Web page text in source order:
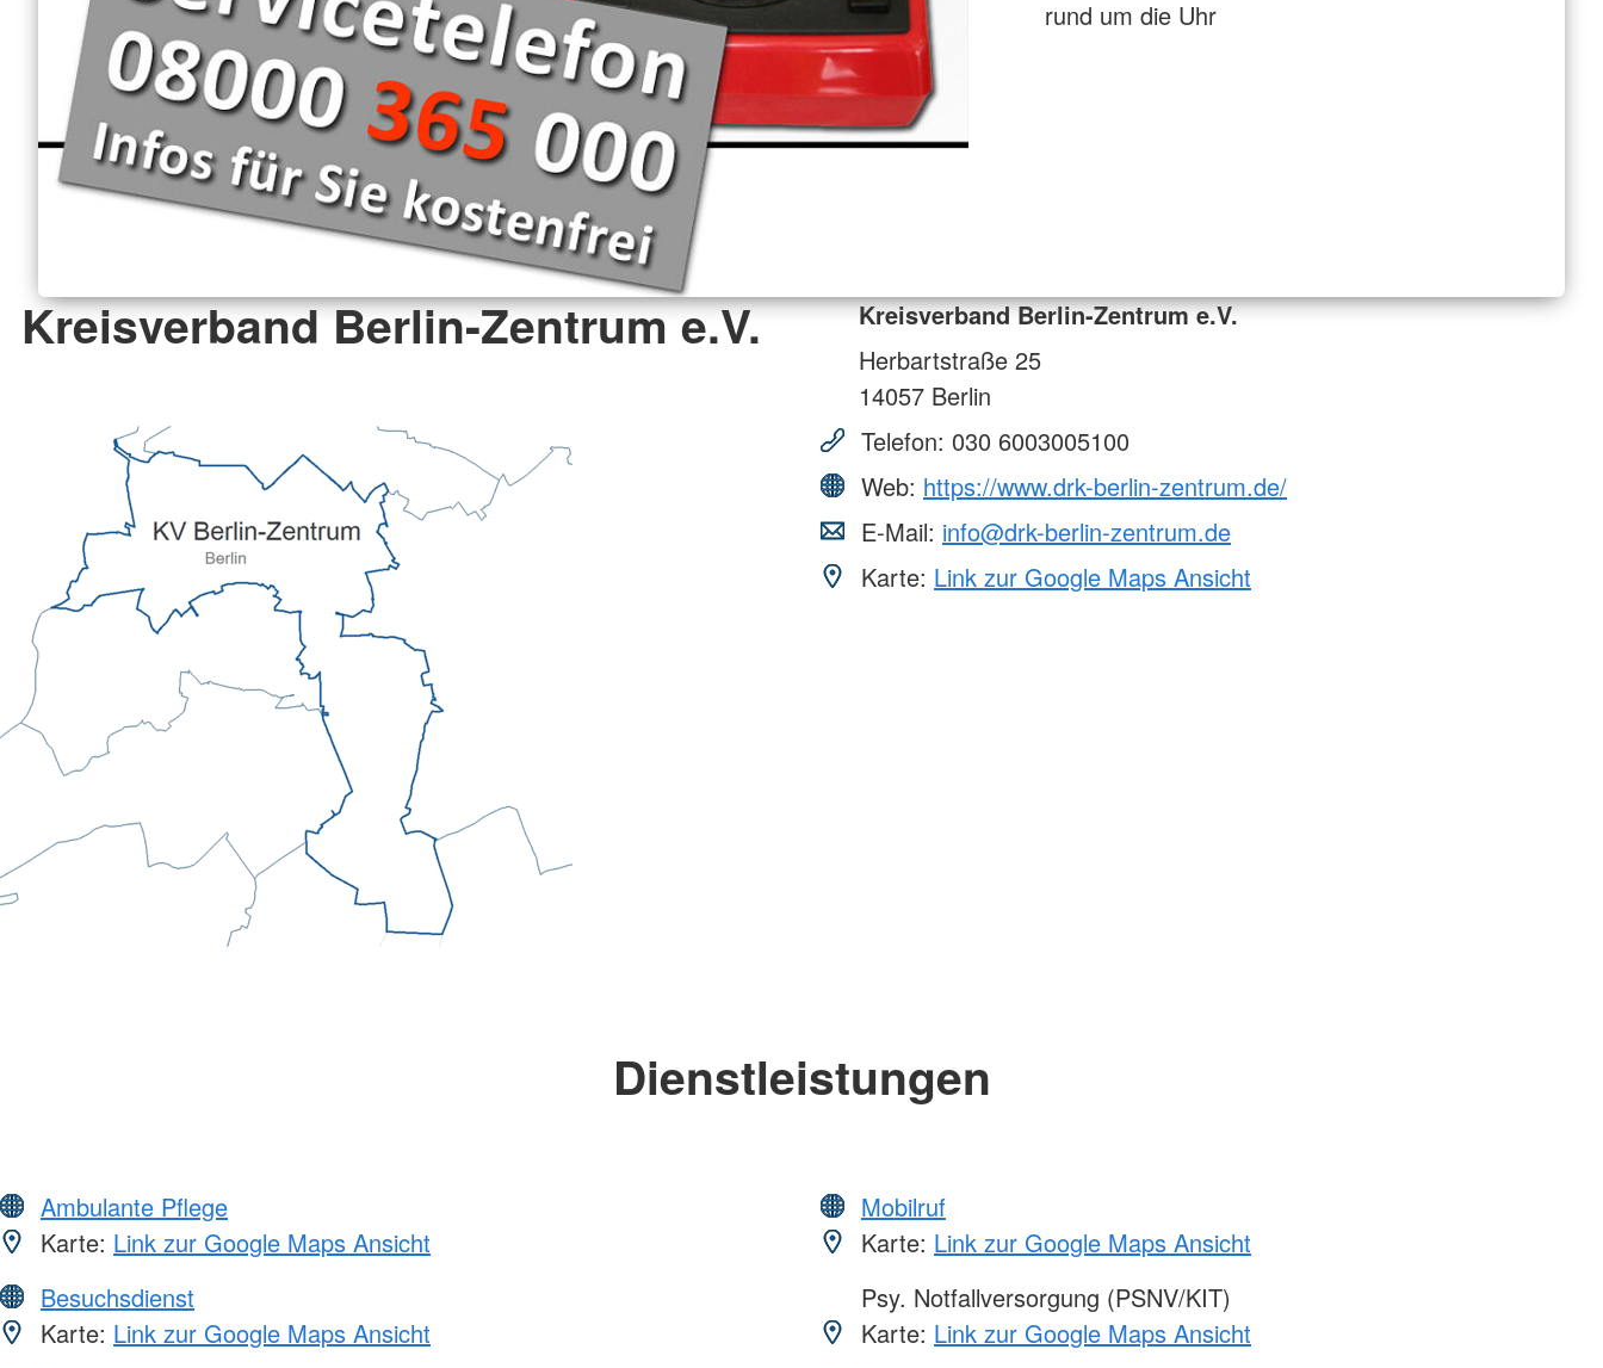
rund um die Uhr
Kreisverband Berlin-Zentrum e.V.
Kreisverband Berlin-Zentrum e.V.
Herbartstraße 25
14057 Berlin
Telefon: 030 6003005100
Web: https://www.drk-berlin-zentrum.de/
E-Mail: info@drk-berlin-zentrum.de
Karte: Link zur Google Maps Ansicht
Dienstleistungen
Ambulante Pflege
Karte: Link zur Google Maps Ansicht
Besuchsdienst
Karte: Link zur Google Maps Ansicht
Mobilruf
Karte: Link zur Google Maps Ansicht
Psy. Notfallversorgung (PSNV/KIT)
Karte: Link zur Google Maps Ansicht